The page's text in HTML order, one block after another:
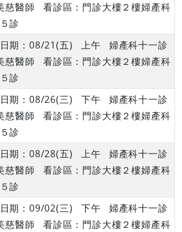
慈醫師 看診區：門診大樓２樓婦產科
診
期：08/21(五) 上午 婦產科十一診
慈醫師 看診區：門診大樓２樓婦產科
診
期：08/26(三) 下午 婦產科十一診
慈醫師 看診區：門診大樓２樓婦產科
診
期：08/28(五) 上午 婦產科十一診
慈醫師 看診區：門診大樓２樓婦產科
診
期：09/02(三) 下午 婦產科十一診
慈醫師 看診區：門診大樓２樓婦產科